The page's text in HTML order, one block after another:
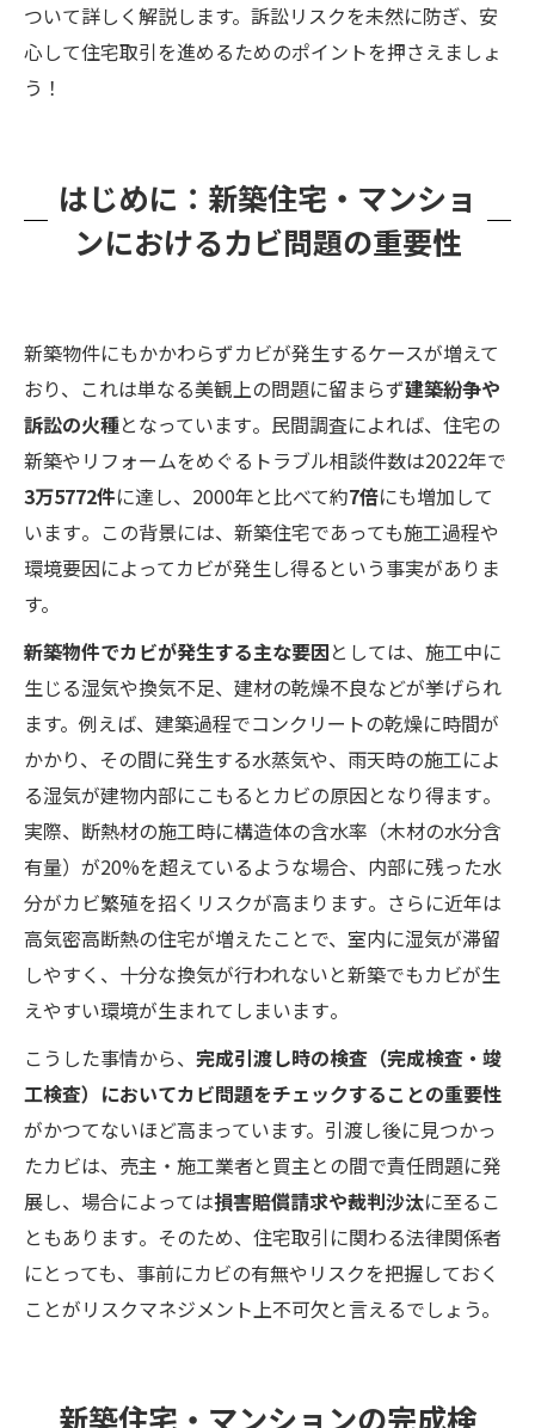
ついて詳しく解説します。訴訟リスクを未然に防ぎ、安
心して住宅取引を進めるためのポイントを押さえましょ
う！
はじめに：新築住宅・マンショ
ンにおけるカビ問題の重要性
新築物件にもかかわらずカビが発生するケースが増えて
おり、これは単なる美観上の問題に留まらず建築紛争や
訴訟の火種となっています​。民間調査によれば、住宅の
新築やリフォームをめぐるトラブル相談件数は2022年で
3万5772件に達し、2000年と比べて約7倍にも増加して
います​。この背景には、新築住宅であっても施工過程や
環境要因によってカビが発生し得るという事実がありま
す。
新築物件でカビが発生する主な要因としては、施工中に
生じる湿気や換気不足、建材の乾燥不良などが挙げられ
ます。例えば、建築過程でコンクリートの乾燥に時間が
かかり、その間に発生する水蒸気や、雨天時の施工によ
る湿気が建物内部にこもるとカビの原因となり得ます​。
実際、断熱材の施工時に構造体の含水率（木材の水分含
有量）が20%を超えているような場合、内部に残った水
分がカビ繁殖を招くリスクが高まります​。さらに近年は
高気密高断熱の住宅が増えたことで、室内に湿気が滞留
しやすく、十分な換気が行われないと新築でもカビが生
えやすい環境が生まれてしまいます​。
こうした事情から、 完成引渡し時の検査（完成検査・竣
工検査）においてカビ問題をチェックすることの重要性
がかつてないほど高まっています。引渡し後に見つかっ
たカビは、売主・施工業者と買主との間で責任問題に発
展し、場合によっては損害賠償請求や裁判沙汰に至るこ
ともあります​。そのため、住宅取引に関わる法律関係者
にとっても、事前にカビの有無やリスクを把握しておく
ことがリスクマネジメント上不可欠と言えるでしょう。
新築住宅・マンションの完成検